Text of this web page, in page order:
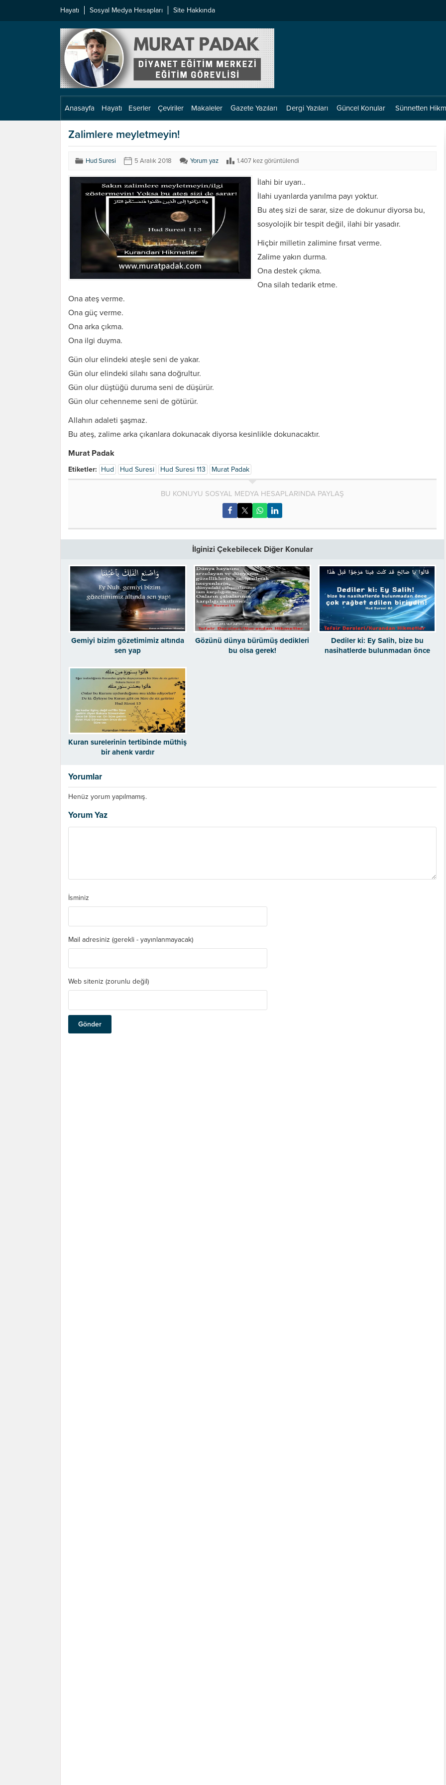
Hayatı Sosyal Medya Hesapları Site Hakkında
Anasayfa Hayatı Eserler Çeviriler Makaleler Gazete Yazıları Dergi Yazıları Güncel Konular Sünnetten
Zalimlere meyletmeyin!
Hud Suresi 5 Aralık 2018 Yorum yaz 1.407 kez görüntülendi
İlahi bir uyarı..
İlahi uyarılarda yanılma payı yoktur.
Bu ateş sizi de sarar, size de dokunur diyorsa bu,
sosyolojik bir tespit değil, ilahi bir yasadır.
Hiçbir milletin zalimine fırsat verme.
Zalime yakın durma.
Ona destek çıkma.
Ona silah tedarik etme.
Ona ateş verme.
Ona güç verme.
Ona arka çıkma.
Ona ilgi duyma.
Gün olur elindeki ateşle seni de yakar.
Gün olur elindeki silahı sana doğrultur.
Gün olur düştüğü duruma seni de düşürür.
Gün olur cehenneme seni de götürür.
Allahın adaleti şaşmaz.
Bu ateş, zalime arka çıkanlara dokunacak diyorsa kesinlikle dokunacaktır.
Murat Padak
Etiketler: Hud Hud Suresi Hud Suresi 113 Murat Padak
BU KONUYU SOSYAL MEDYA HESAPLARINDA PAYLAŞ
İlginizi Çekebilecek Diğer Konular
Gemiyi bizim gözetimimiz altında
sen yap
Gözünü dünya bürümüş dedikleri
bu olsa gerek!
Dediler ki: Ey Salih, bize bu
nasihatlerde bulunmadan önce
Kuran surelerinin tertibinde müthiş
bir ahenk vardır
Yorumlar
Henüz yorum yapılmamış.
Yorum Yaz
İsminiz
Mail adresiniz (gerekli - yayınlanmayacak)
Web siteniz (zorunlu değil)